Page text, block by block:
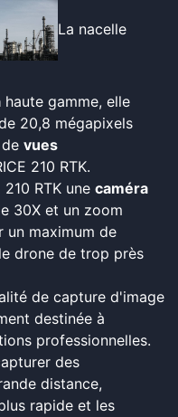
La nacelle
haute gamme, elle
20,8 mégapixels
vues
210 RTK.
RTK une caméra
30X et un zoom
un maximum de
drone de trop près
de capture d'image
destinée à
professionnelles.
des
distance,
rapide et les